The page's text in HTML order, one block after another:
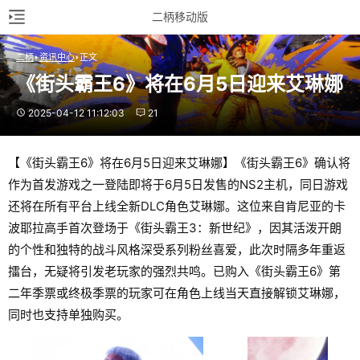
二柄移动版
二柄 资讯中心 正文
《街头霸王6》将在6月5日迎来艾琳娜
2025-04-12 11:12:03 21
【《街头霸王6》将在6月5日迎来艾琳娜】《街头霸王6》确认将
作为首发游戏之一登陆即将于6月5日发售的NS2主机，同日游戏
还将在所有平台上线全新DLC角色艾琳娜。这位来自肯尼亚的卡
波耶拉高手首次登场于《街头霸王3：新世纪》，因其活泼开朗
的个性和独特的战斗风格深受系列粉丝喜爱，此次时隔多年重返
擂台，无疑将引发老玩家的强烈共鸣。已购入《街头霸王6》第
二年季票或终极季票的玩家可在角色上线当天直接解锁艾琳娜，
同时也支持单独购买。